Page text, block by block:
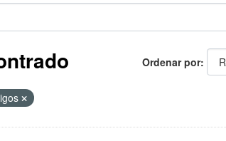
Ordenar por